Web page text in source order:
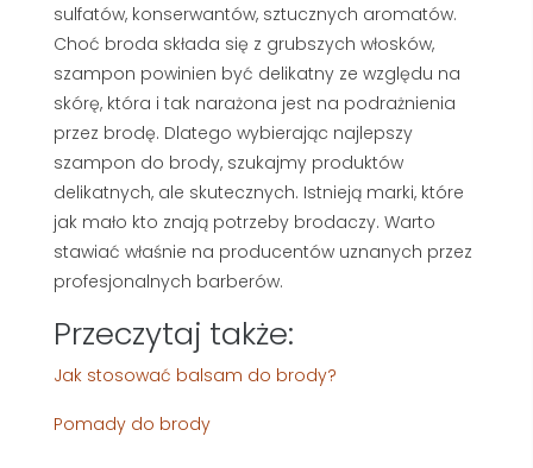
sulfatów, konserwantów, sztucznych aromatów.
Choć broda składa się z grubszych włosków,
szampon powinien być delikatny ze względu na
skórę, która i tak narażona jest na podrażnienia
przez brodę. Dlatego wybierając najlepszy
szampon do brody, szukajmy produktów
delikatnych, ale skutecznych. Istnieją marki, które
jak mało kto znają potrzeby brodaczy. Warto
stawiać właśnie na producentów uznanych przez
profesjonalnych barberów.
Przeczytaj także:
Jak stosować balsam do brody?
Pomady do brody